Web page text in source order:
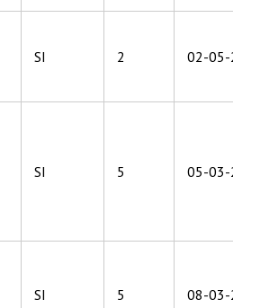
SI 2 02-05-
SI 5 05-03-
SI 5 08-03-